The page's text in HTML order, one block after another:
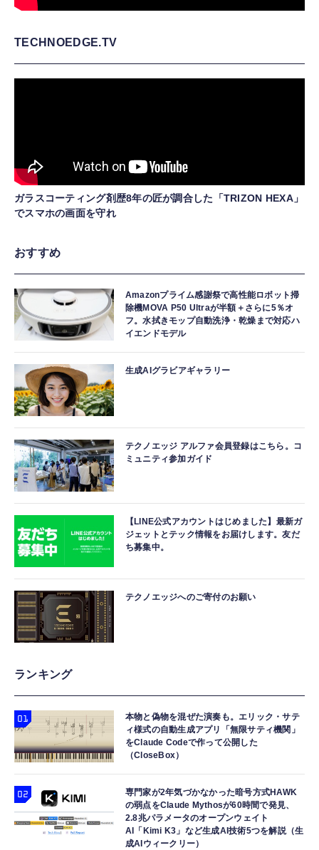
TECHNOEDGE.TV
ガラスコーティング剤歴8年の匠が調合した「TRIZON HEXA」
でスマホの画面を守れ
おすすめ
Amazonプライム感謝祭で高性能ロボット掃
除機MOVA P50 Ultraが半額＋さらに5％オ
フ。水拭きモップ自動洗浄・乾燥まで対応ハ
イエンドモデル
生成AIグラビアギャラリー
テクノエッジ アルファ会員登録はこちら。コ
ミュニティ参加ガイド
【LINE公式アカウントはじめました】最新ガ
ジェットとテック情報をお届けします。友だ
ち募集中。
テクノエッジへのご寄付のお願い
ランキング
本物と偽物を混ぜた演奏も。エリック・サテ
ィ様式の自動生成アプリ「無限サティ機関」
をClaude Codeで作って公開した
（CloseBox）
専門家が2年気づかなかった暗号方式HAWK
の弱点をClaude Mythosが60時間で発見、
2.8兆パラメータのオープンウェイト
AI「Kimi K3」など生成AI技術5つを解説（生
成AIウィークリー）